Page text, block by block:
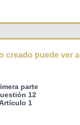
creado puede ver
parte
12
1